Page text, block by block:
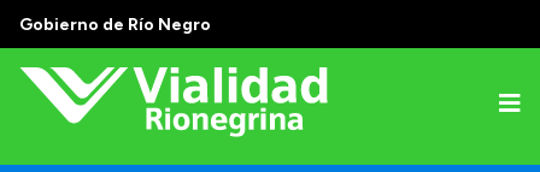
Gobierno de Río Negro